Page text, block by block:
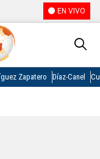
EN VIVO
Zapatero Díaz-Canel